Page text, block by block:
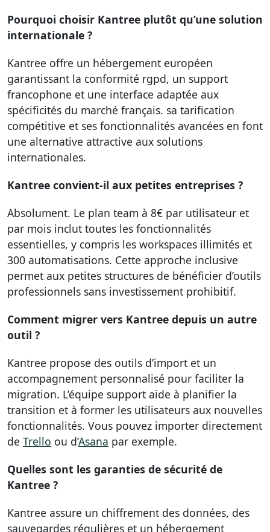
Pourquoi choisir Kantree plutôt qu’une solution
internationale ?
Kantree offre un hébergement européen
garantissant la conformité rgpd, un support
francophone et une interface adaptée aux
spécificités du marché français. sa tarification
compétitive et ses fonctionnalités avancées en font
une alternative attractive aux solutions
internationales.
Kantree convient-il aux petites entreprises ?
Absolument. Le plan team à 8€ par utilisateur et
par mois inclut toutes les fonctionnalités
essentielles, y compris les workspaces illimités et
300 automatisations. Cette approche inclusive
permet aux petites structures de bénéficier d’outils
professionnels sans investissement prohibitif.
Comment migrer vers Kantree depuis un autre
outil ?
Kantree propose des outils d’import et un
accompagnement personnalisé pour faciliter la
migration. L’équipe support aide à planifier la
transition et à former les utilisateurs aux nouvelles
fonctionnalités. Vous pouvez importer directement
de Trello ou d’Asana par exemple.
Quelles sont les garanties de sécurité de
Kantree ?
Kantree assure un chiffrement des données, des
sauvegardes régulières et un hébergement